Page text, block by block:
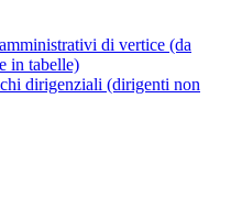
di vertice (da
in tabelle)
dirigenziali (dirigenti non